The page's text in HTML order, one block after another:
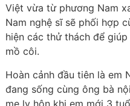
Việt vừa từ phương Nam
Nam nghệ sĩ sẽ phối hợp
hiện các thử thách để
mồ côi.
Hoàn cảnh đầu tiên là em
đang sống cùng ông bà
mẹ ly hôn khi em mới 3